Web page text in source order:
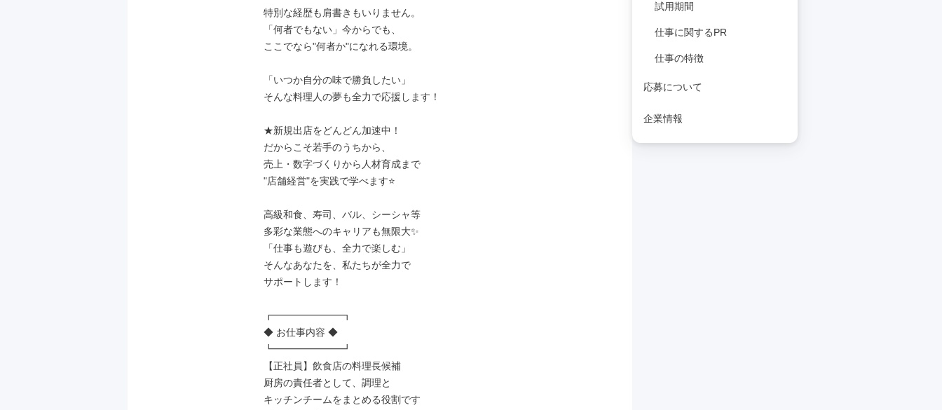
特別な経歴も肩書きもいりません。
「何者でもない」今からでも、
ここでなら"何者か"になれる環境。
「いつか自分の味で勝負したい」
そんな料理人の夢も全力で応援します！
★新規出店をどんどん加速中！
だからこそ若手のうちから、
売上・数字づくりから人材育成まで
"店舗経営"を実践で学べます⭐
高級和食、寿司、バル、シーシャ等
多彩な業態へのキャリアも無限大✨
「仕事も遊びも、全力で楽しむ」
そんなあなたを、私たちが全力で
サポートします！
┏━━━━━━━┓
◆ お仕事内容 ◆
┗━━━━━━━┛
【正社員】飲食店の料理長候補
厨房の責任者として、調理と
キッチンチームをまとめる役割です
試用期間
仕事に関するPR
仕事の特徴
応募について
企業情報